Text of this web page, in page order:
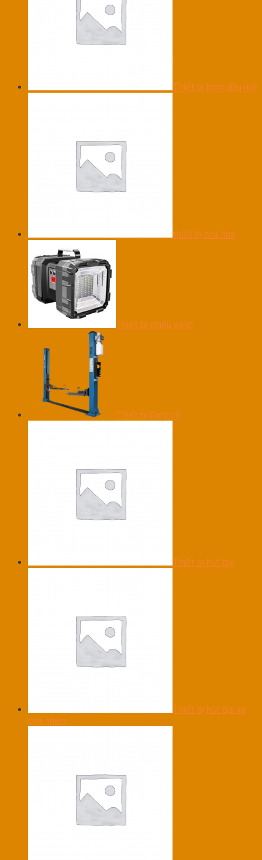
Thiết bị bơm dầu mỡ
thiết bị chà nhá
Thiết bị chiếu sáng
Thiết bị Gara cũ
Thiết bị hút bụi
Thiết bị hút bụi và
chà nhám